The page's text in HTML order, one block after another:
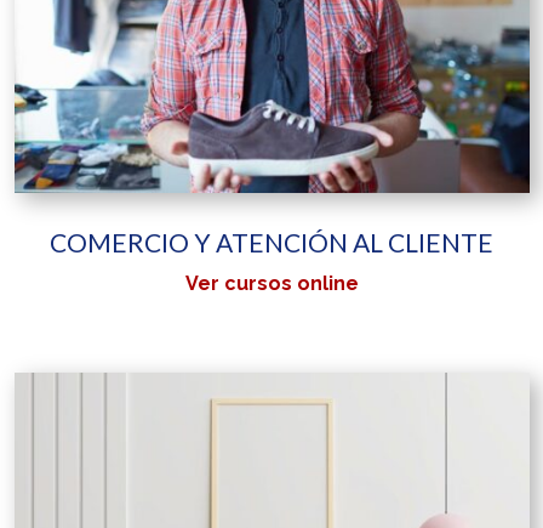
COMERCIO Y ATENCIÓN AL CLIENTE
Ver cursos online